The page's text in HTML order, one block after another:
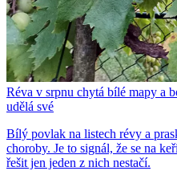
Réva v srpnu chytá bílé mapy a
udělá své
Bílý povlak na listech révy a
choroby. Je to signál, že se na
řešit jen jeden z nich nestačí.